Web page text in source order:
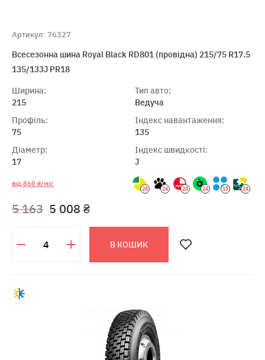
Артикул: 76327
Всесезонна шина Royal Black RD801 (провідна) 215/75 R17.5
135/133J PR18
Ширина:
215
Профіль:
75
Діаметр:
17
Тип авто:
Ведуча
Індекс навантаження:
135
Індекс швидкості:
J
від 860 ₴/міс
24 24 24 24 15 24
5 163 5 008 ₴
В КОШИК